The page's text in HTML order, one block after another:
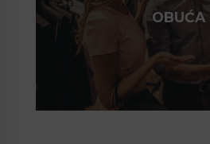
OBUĆA